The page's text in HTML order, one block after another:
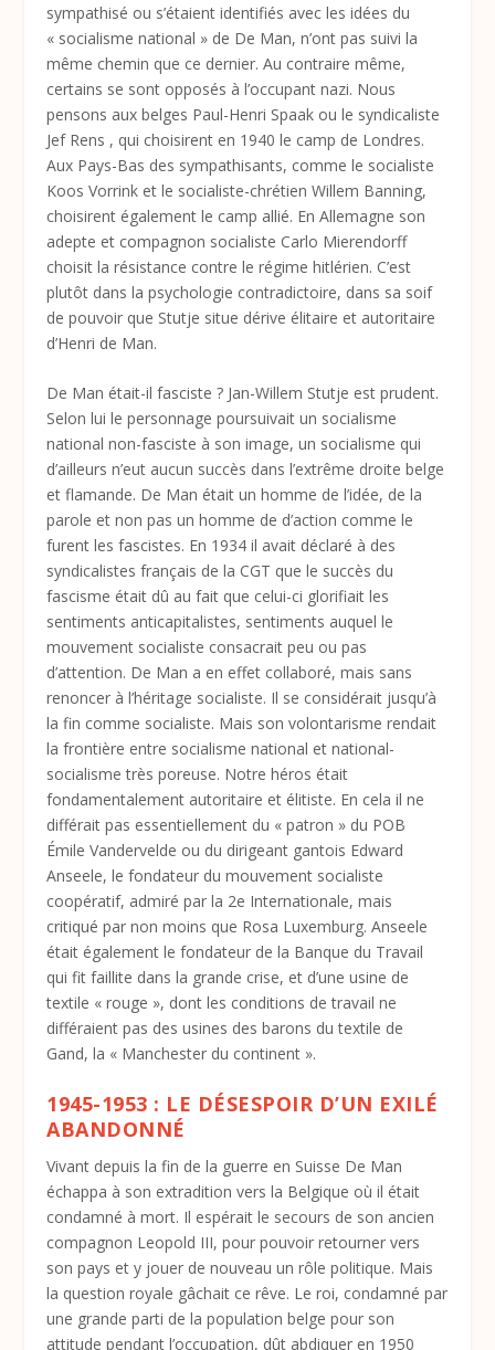
sympathisé ou s’étaient identifiés avec les idées du
« socialisme national » de De Man, n’ont pas suivi la
même chemin que ce dernier. Au contraire même,
certains se sont opposés à l’occupant nazi. Nous
pensons aux belges Paul-Henri Spaak ou le syndicaliste
Jef Rens , qui choisirent en 1940 le camp de Londres.
Aux Pays-Bas des sympathisants, comme le socialiste
Koos Vorrink et le socialiste-chrétien Willem Banning,
choisirent également le camp allié. En Allemagne son
adepte et compagnon socialiste Carlo Mierendorff
choisit la résistance contre le régime hitlérien. C’est
plutôt dans la psychologie contradictoire, dans sa soif
de pouvoir que Stutje situe dérive élitaire et autoritaire
d’Henri de Man.
De Man était-il fasciste ? Jan-Willem Stutje est prudent.
Selon lui le personnage poursuivait un socialisme
national non-fasciste à son image, un socialisme qui
d’ailleurs n’eut aucun succès dans l’extrême droite belge
et flamande. De Man était un homme de l’idée, de la
parole et non pas un homme de d’action comme le
furent les fascistes. En 1934 il avait déclaré à des
syndicalistes français de la CGT que le succès du
fascisme était dû au fait que celui-ci glorifiait les
sentiments anticapitalistes, sentiments auquel le
mouvement socialiste consacrait peu ou pas
d’attention. De Man a en effet collaboré, mais sans
renoncer à l’héritage socialiste. Il se considérait jusqu’à
la fin comme socialiste. Mais son volontarisme rendait
la frontière entre socialisme national et national-
socialisme très poreuse. Notre héros était
fondamentalement autoritaire et élitiste. En cela il ne
différait pas essentiellement du « patron » du POB
Émile Vandervelde ou du dirigeant gantois Edward
Anseele, le fondateur du mouvement socialiste
coopératif, admiré par la 2e Internationale, mais
critiqué par non moins que Rosa Luxemburg. Anseele
était également le fondateur de la Banque du Travail
qui fit faillite dans la grande crise, et d’une usine de
textile « rouge », dont les conditions de travail ne
différaient pas des usines des barons du textile de
Gand, la « Manchester du continent ».
1945-1953 : LE DÉSESPOIR D’UN EXILÉ
ABANDONNÉ
Vivant depuis la fin de la guerre en Suisse De Man
échappa à son extradition vers la Belgique où il était
condamné à mort. Il espérait le secours de son ancien
compagnon Leopold III, pour pouvoir retourner vers
son pays et y jouer de nouveau un rôle politique. Mais
la question royale gâchait ce rêve. Le roi, condamné par
une grande parti de la population belge pour son
attitude pendant l’occupation, dût abdiquer en 1950